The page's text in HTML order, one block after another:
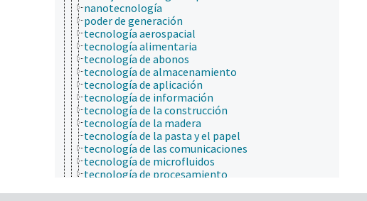
nanotecnología
poder de generación
tecnología aerospacial
tecnología alimentaria
tecnología de abonos
tecnología de almacenamiento
tecnología de aplicación
tecnología de información
tecnología de la construcción
tecnología de la madera
tecnología de la pasta y el papel
tecnología de las comunicaciones
tecnología de microfluidos
tecnología de procesamiento